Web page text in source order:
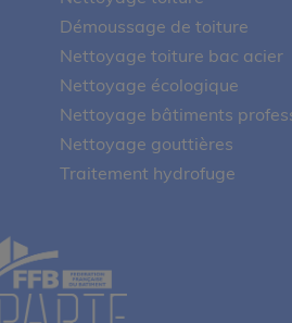
Démoussage de toiture
Nettoyage toiture bac acier
Nettoyage écologique
Nettoyage bâtiments
Nettoyage gouttières
Traitement hydrofuge